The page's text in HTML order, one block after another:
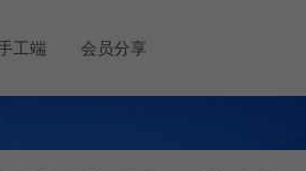
工端 会员分享